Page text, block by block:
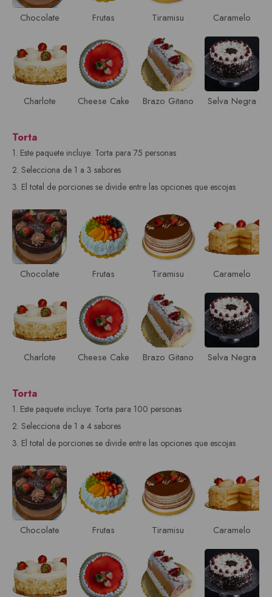
Chocolate Frutas Tiramisu Caramelo
Charlote Cheese Cake Brazo Gitano Selva Negra
Torta
1. Este paquete incluye: Torta para 75 personas
2. Selecciona de 1 a 3 sabores
3. El total de porciones se divide entre las opciones que escojas
Chocolate Frutas Tiramisu Caramelo
Charlote Cheese Cake Brazo Gitano Selva Negra
Torta
1. Este paquete incluye: Torta para 100 personas
2. Selecciona de 1 a 4 sabores
3. El total de porciones se divide entre las opciones que escojas
Chocolate Frutas Tiramisu Caramelo